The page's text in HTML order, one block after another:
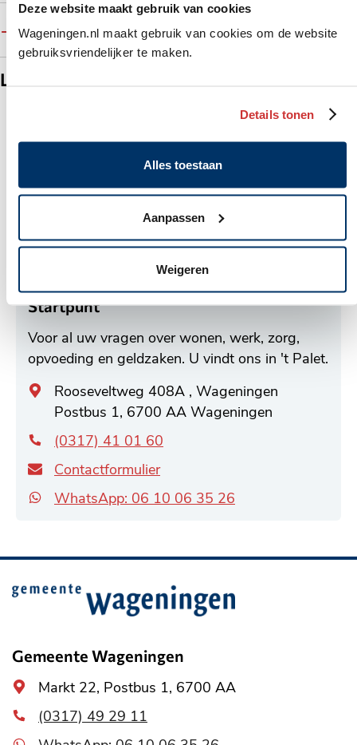
Deze website maakt gebruik van cookies
Wageningen.nl maakt gebruik van cookies om de website
gebruiksvriendelijker te maken.
Details tonen
Alles toestaan
Aanpassen
Weigeren
Vergunning tijdelijke verhuur van koopwoning
aanvragen (opkoopwet)
Locaties
Startpunt
Voor al uw vragen over wonen, werk, zorg,
opvoeding en geldzaken. U vindt ons in 't Palet.
Algemeen
adres
Rooseveltweg 408A , Wageningen
Postbus 1, 6700 AA Wageningen
(0317) 41 01 60
Contactformulier
WhatsApp: 06 10 06 35 26
Belangrijke
informatie
Gemeente Wageningen
Algemeen
adres
Markt 22, Postbus 1, 6700 AA
(0317) 49 29 11